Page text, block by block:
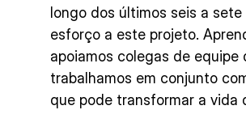
longo dos últimos seis a
esforço a este projeto.
apoiamos colegas de
trabalhamos em conjunto
que pode transformar a vida